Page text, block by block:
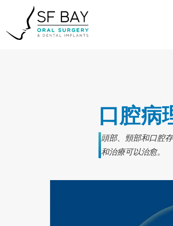
口腔病
頭部、頸部和口腔
和治療可以治愈。